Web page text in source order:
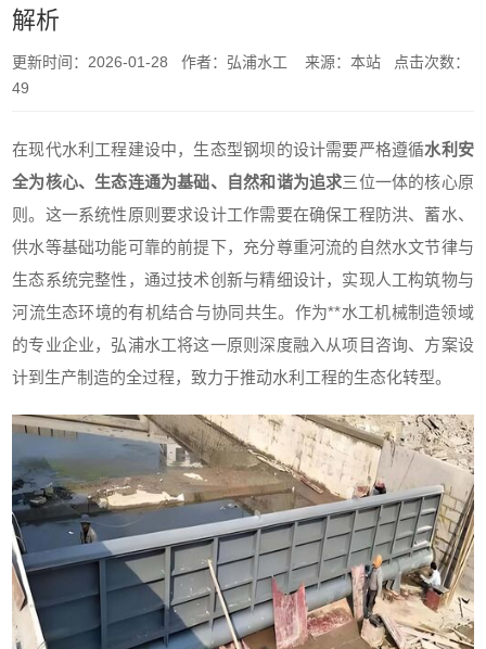
解析
更新时间：2026-01-28 作者：弘浦水工 来源：本站 点击次数：
49
在现代水利工程建设中，生态型钢坝的设计需要严格遵循水利安
全为核心、生态连通为基础、自然和谐为追求三位一体的核心原
则。这一系统性原则要求设计工作需要在确保工程防洪、蓄水、
供水等基础功能可靠的前提下，充分尊重河流的自然水文节律与
生态系统完整性，通过技术创新与精细设计，实现人工构筑物与
河流生态环境的有机结合与协同共生。作为**水工机械制造领域
的专业企业，弘浦水工将这一原则深度融入从项目咨询、方案设
计到生产制造的全过程，致力于推动水利工程的生态化转型。